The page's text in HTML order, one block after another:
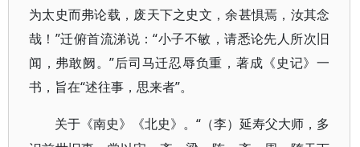
为太史而弗论载，废天下之史文，余甚惧焉，汝其念
哉！”迁俯首流涕说：“小子不敏，请悉论先人所次旧
闻，弗敢阙。”后司马迁忍辱负重，著成《史记》一
书，旨在“述往事，思来者”。
关于《南史》《北史》。“（李）延寿父大师，多